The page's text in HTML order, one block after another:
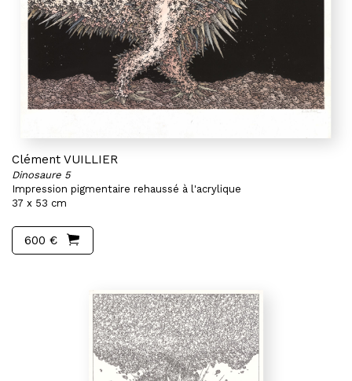
Clément VUILLIER
Dinosaure 5
Impression pigmentaire rehaussé à l'acrylique
37 x 53 cm
600 €